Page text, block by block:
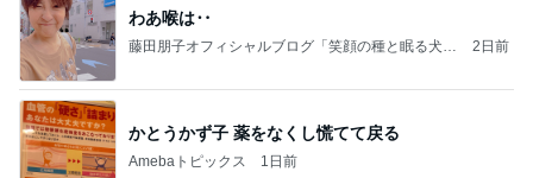
わあ喉は‥
藤田朋子オフィシャルブログ「笑顔の種と眠る犬」
2日前
かとうかず子 薬をなくし慌てて戻る
Amebaトピックス 1日前